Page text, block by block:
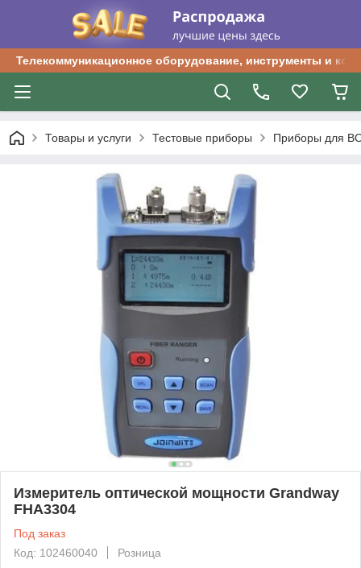
Телекоммуникационное оборудование, инструменты и
Товары и услуги Тестовые приборы Приборы для
Измеритель оптической мощности Grandway
FHA3304
Под заказ
Код: 102460040
Розница